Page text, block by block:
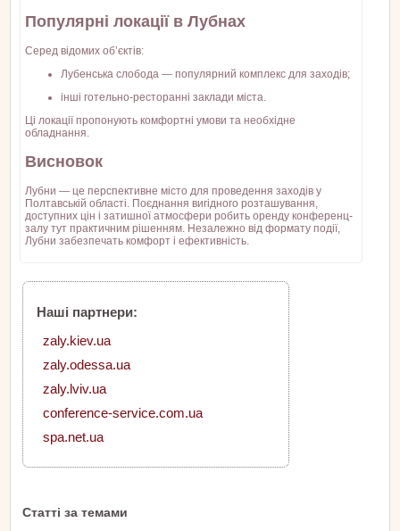
Популярні локації в Лубнах
Серед відомих об’єктів:
Лубенська слобода — популярний комплекс для заходів;
інші готельно-ресторанні заклади міста.
Ці локації пропонують комфортні умови та необхідне
обладнання.
Висновок
Лубни — це перспективне місто для проведення заходів у
Полтавській області. Поєднання вигідного розташування,
доступних цін і затишної атмосфери робить оренду конференц-
залу тут практичним рішенням. Незалежно від формату події,
Лубни забезпечать комфорт і ефективність.
Наші партнери:
zaly.kiev.ua
zaly.odessa.ua
zaly.lviv.ua
conference-service.com.ua
spa.net.ua
Статті за темами